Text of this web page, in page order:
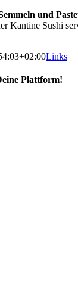
und
Kantine Sushi
Links|
Plattform!